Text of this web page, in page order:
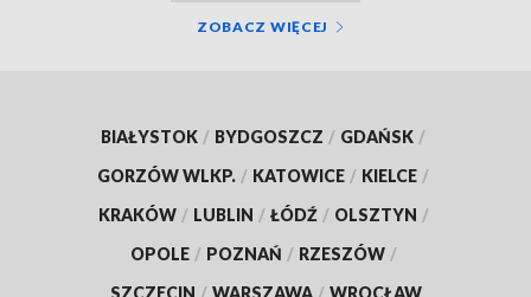
ZOBACZ WIĘCEJ
BIAŁYSTOK / BYDGOSZCZ / GDAŃSK /
GORZÓW WLKP. / KATOWICE / KIELCE /
KRAKÓW / LUBLIN / ŁÓDŹ / OLSZTYN /
OPOLE / POZNAŃ / RZESZÓW /
SZCZECIN / WARSZAWA / WROCŁAW